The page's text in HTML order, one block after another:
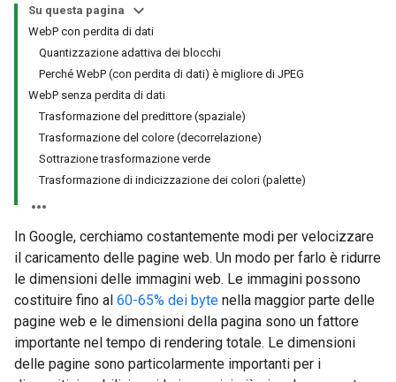
Su questa pagina
WebP con perdita di dati
Quantizzazione adattiva dei blocchi
Perché WebP (con perdita di dati) è migliore di JPEG
WebP senza perdita di dati
Trasformazione del predittore (spaziale)
Trasformazione del colore (decorrelazione)
Sottrazione trasformazione verde
Trasformazione di indicizzazione dei colori (palette)
In Google, cerchiamo costantemente modi per velocizzare
il caricamento delle pagine web. Un modo per farlo è ridurre
le dimensioni delle immagini web. Le immagini possono
costituire fino al 60-65% dei byte nella maggior parte delle
pagine web e le dimensioni della pagina sono un fattore
importante nel tempo di rendering totale. Le dimensioni
delle pagine sono particolarmente importanti per i